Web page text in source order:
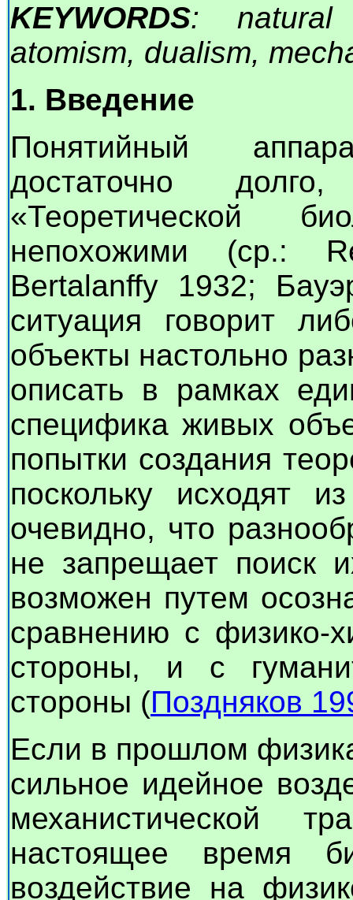
KEYWORDS: natural
atomism, dualism,
1. Введение
Понятийный
достаточно
«Теоретической
непохожими (ср.:
Bertalanffy 1932;
ситуация говорит
объекты настольно
описать в рамках
специфика живых
попытки создания
поскольку исходят
очевидно, что
не запрещает поиск
возможен путем
сравнению с физико-
стороны, и с
стороны (Поздняков
Если в прошлом
сильное идейное
механистической
настоящее время
воздействие на